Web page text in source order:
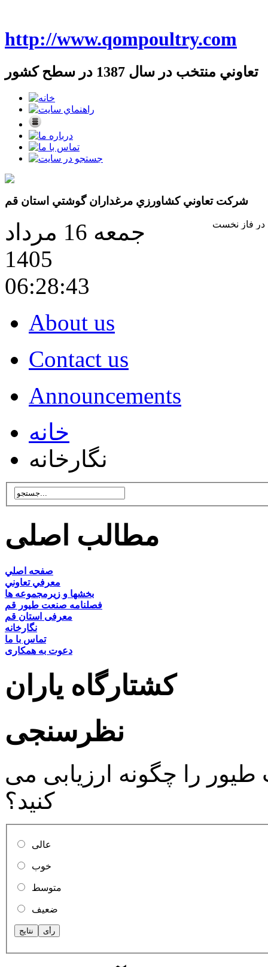
http://www.qompoultry.com
تعاوني منتخب در سال 1387 در سطح کشور
شرکت تعاوني کشاورزي مرغداران گوشتي استان قم
جمعه 16 مرداد
1405
06:28:44
About us
Contact us
Announcements
خانه
نگارخانه
مطالب اصلی
صفحه اصلي
معرفي تعاوني
بخشها و زيرمجموعه ها
فصلنامه صنعت طيور قم
معرفی استان قم
نگارخانه
تماس با ما
دعوت به همکاری
کشتارگاه یاران
نظرسنجی
را چگونه ارزیابی می
کنید؟
عالی
خوب
متوسط
ضعیف